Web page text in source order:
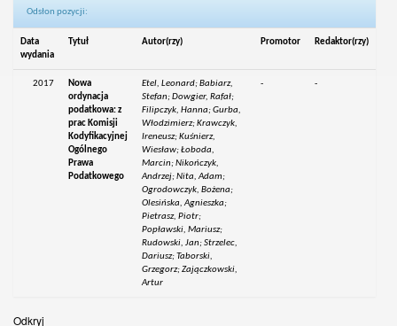
Odsłon pozycji:
Data
wydania
Tytuł Autor(rzy) Promotor Redaktor(rzy)
2017
Nowa
ordynacja
podatkowa: z
prac Komisji
Kodyfikacyjnej
Ogólnego
Prawa
Podatkowego
Etel, Leonard; Babiarz,
Stefan; Dowgier, Rafał;
Filipczyk, Hanna; Gurba,
Włodzimierz; Krawczyk,
Ireneusz; Kuśnierz,
Wiesław; Łoboda,
Marcin; Nikończyk,
Andrzej; Nita, Adam;
Ogrodowczyk, Bożena;
Olesińska, Agnieszka;
Pietrasz, Piotr;
Popławski, Mariusz;
Rudowski, Jan; Strzelec,
Dariusz; Taborski,
Grzegorz; Zajączkowski,
Artur
- -
Odkryj